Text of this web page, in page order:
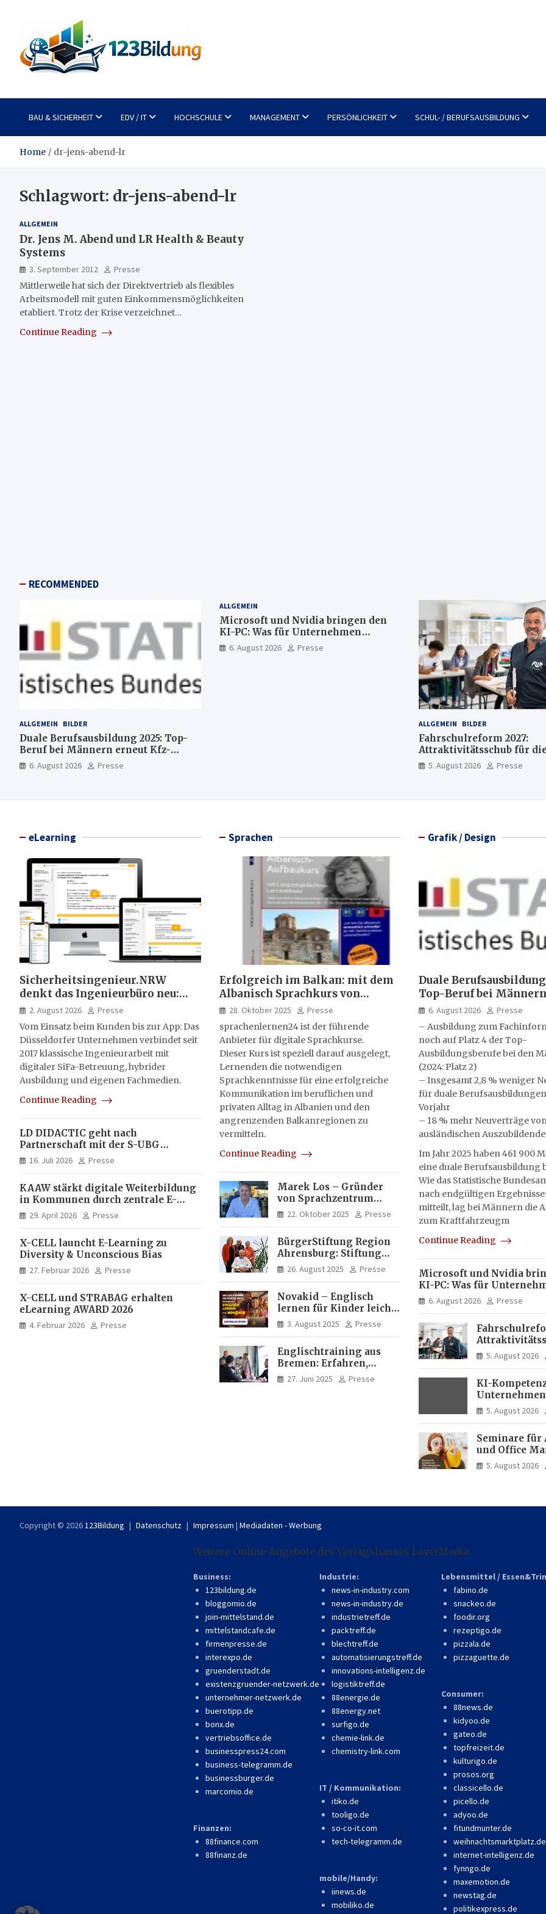
123Bildung
BAU & SICHERHEIT EDV / IT HOCHSCHULE MANAGEMENT PERSÖNLICHKEIT SCHUL- / BERUFSAUSBILDUNG
Home dr-jens-abend-lr
Schlagwort: dr-jens-abend-lr
ALLGEMEIN
Dr. Jens M. Abend und LR Health & Beauty
Systems
3. September 2012
Presse
Mittlerweile hat sich der Direktvertrieb als flexibles
Arbeitsmodell mit guten Einkommensmöglichkeiten
etabliert. Trotz der Krise verzeichnet…
Continue Reading
RECOMMENDED
ALLGEMEIN BILDER
Duale Berufsausbildung 2025: Top-
Beruf bei Männern erneut Kfz-
Mechatroniker, bei Frauen
medizinische Fachangestellte
6. August 2026 Presse
ALLGEMEIN
Microsoft und Nvidia bringen den
KI-PC: Was für Unternehmen
künftig direkt auf Ihrem Computer
läuft und was weiter in der Cloud
6. August 2026 Presse
ALLGEMEIN BILDER
Fahrschulreform 2027:
Attraktivitätsschub für
Fahrlehrerausbildung
5. August 2026 Presse
eLearning
Sicherheitsingenieur.NRW
denkt das Ingenieurbüro neu:
HSE-Beratung wird digital,
hybrid und multimedial
2. August 2026
Presse
Vom Einsatz beim Kunden bis zur App: Das
Düsseldorfer Unternehmen verbindet seit
2017 klassische Ingenieurarbeit mit
digitaler SiFa-Betreuung, hybrider
Ausbildung und eigenen Fachmedien.
Continue Reading
LD DIDACTIC geht nach
Partnerschaft mit der S-UBG
vollständig in Unternehmerhand
16. Juli 2026 Presse
KAAW stärkt digitale Weiterbildung
in Kommunen durch zentrale E-
Learning Plattform von X-CELL
29. April 2026 Presse
X-CELL launcht E-Learning zu
Diversity & Unconscious Bias
27. Februar 2026 Presse
X-CELL und STRABAG erhalten
eLearning AWARD 2026
4. Februar 2026 Presse
Sprachen
Erfolgreich im Balkan: mit dem
Albanisch Sprachkurs von
sprachenlernen24
28. Oktober 2025
Presse
sprachenlernen24 ist der führende
Anbieter für digitale Sprachkurse.
Dieser Kurs ist speziell darauf ausgelegt,
Lernenden die notwendigen
Sprachkenntnisse für eine erfolgreiche
Kommunikation im beruflichen und
privaten Alltag in Albanien und den
angrenzenden Balkanregionen zu
vermitteln.
Continue Reading
Marek Los – Gründer
von Sprachzentrum
Moose, Moose Casa
Italia und Apartamento
Experte für Bildung und
Investitionen in
Brasilien
22. Oktober 2025 Presse
BürgerStiftung Region
Ahrensburg: Stiftung
Dietrich+Gudrun Maaß
fördert
Frauen
26. August 2025 Presse
Novakid – Englisch
lernen für Kinder leicht
gemacht
3. August 2025 Presse
Englischtraining aus
Bremen: Erfahren,
professionell, online
zugänglich
27. Juni 2025 Presse
Grafik / Design
Duale Berufsausbildung
Top-Beruf bei
Kfz-Mechatroniker, bei
medizinische
6. August 2026
Presse
– Ausbildung zum
noch auf Platz 4 der Top-
Ausbildungsberufe bei den
(2024: Platz 2)
– Insgesamt 2,8 % weniger
für duale
Vorjahr
– 18 % mehr Neuverträge
ausländischen
Im Jahr 2025 haben 461 900
eine duale Berufsausbildung
Wie das Statistische
nach endgültigen
mitteilt, lag bei Männern die
zum Kraftfahrzeugm
Continue Reading
Microsoft und Nvidia
KI-PC: Was für
künftig direkt auf Ihrem
läuft und was weiter in der
bleibt
6. August 2026 Presse
die5. August 2026
KI-
zwei Drittel
Experten
5. August 2026
Seminare für
und Office
So finden Sie
passende
5. August 2026
Copyright © 2026123Bildung Datenschutz Impressum | Mediadaten - Werbung
Weitere Online-Angebote des Verlagshauses LayerMedia:
Business:
123bildung.de
bloggomio.de
join-mittelstand.de
mittelstandcafe.de
firmenpresse.de
interexpo.de
gruenderstadt.de
existenzgruender-netzwerk.de
unternehmer-netzwerk.de
buerotipp.de
bonx.de
vertriebsoffice.de
businesspress24.com
business-telegramm.de
businessburger.de
marcomio.de
Finanzen:
88finance.com
88finanz.de
Industrie:
news-in-industry.com
news-in-industry.de
industrietreff.de
packtreff.de
blechtreff.de
automatisierungstreff.de
innovations-intelligenz.de
logistiktreff.de
88energie.de
88energy.net
surfigo.de
chemie-link.de
chemistry-link.com
IT / Kommunikation:
itiko.de
tooligo.de
so-co-it.com
tech-telegramm.de
mobile/Handy:
iinews.de
mobiliko.de
Lebensmittel /
fabino.de
snackeo.de
foodir.org
rezeptigo.de
pizzala.de
pizzaguette.de
Consumer:
88news.de
kidyoo.de
gateo.de
topfreizeit.de
kulturigo.de
prosos.org
classicello.de
picello.de
adyoo.de
fitundmunter.de
weihnachtsmarktplatz.de
internet-intelligenz.de
fynngo.de
maxemotion.de
newstag.de
politikexpress.de